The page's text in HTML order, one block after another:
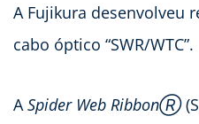
A Fujikura desenvolveu
cabo óptico “SWR/WTC”.
A Spider Web RibbonⓇ